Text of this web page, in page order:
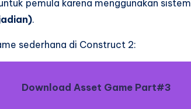
pemula karena menggunakan sistem
.
sederhana di Construct 2:
Download Asset Game Part#3